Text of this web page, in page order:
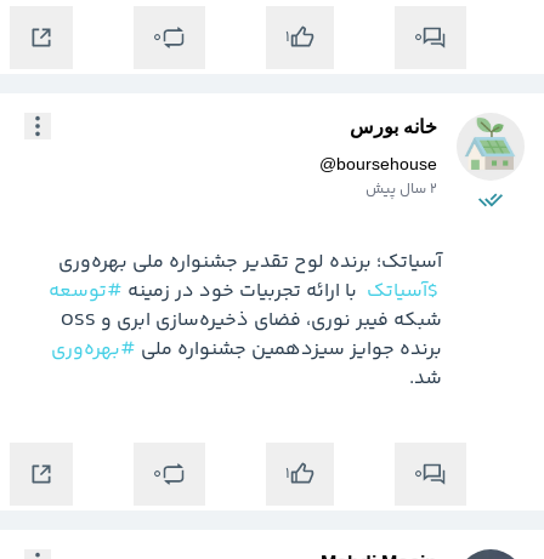
0
1
0
خانه بورس
@boursehouse
2 سال پیش
$آسیاتک با ارائه تجربیات خود در زمینه #توسعه
برنده جوایز سیزدهمین جشنواره ملی #بهره‌وری
شد.
0
1
0